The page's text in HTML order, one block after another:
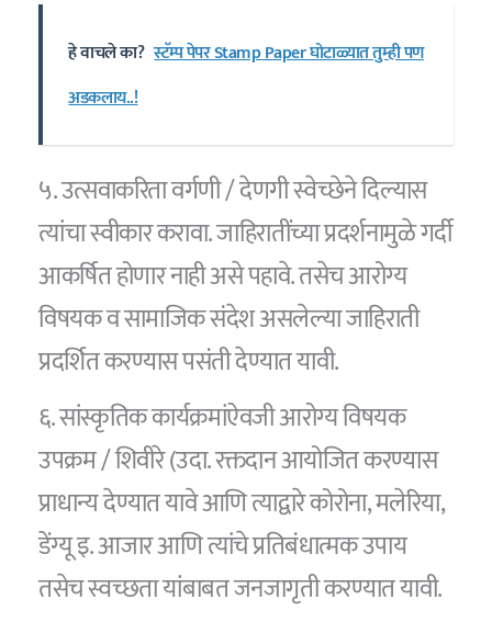
हे वाचले का? स्टॅम्प पेपर Stamp Paper घोटाळ्यात तुम्ही पण
अडकलाय..!
५. उत्सवाकरिता वर्गणी / देणगी स्वेच्छेने दिल्यास
त्यांचा स्वीकार करावा. जाहिरातींच्या प्रदर्शनामुळे गर्दी
आकर्षित होणार नाही असे पहावे. तसेच आरोग्य
विषयक व सामाजिक संदेश असलेल्या जाहिराती
प्रदर्शित करण्यास पसंती देण्यात यावी.
६. सांस्कृतिक कार्यक्रमांऐवजी आरोग्य विषयक
उपक्रम / शिवीरे (उदा. रक्तदान आयोजित करण्यास
प्राधान्य देण्यात यावे आणि त्याद्वारे कोरोना, मलेरिया,
डेंग्यू इ. आजार आणि त्यांचे प्रतिबंधात्मक उपाय
तसेच स्वच्छता यांबाबत जनजागृती करण्यात यावी.